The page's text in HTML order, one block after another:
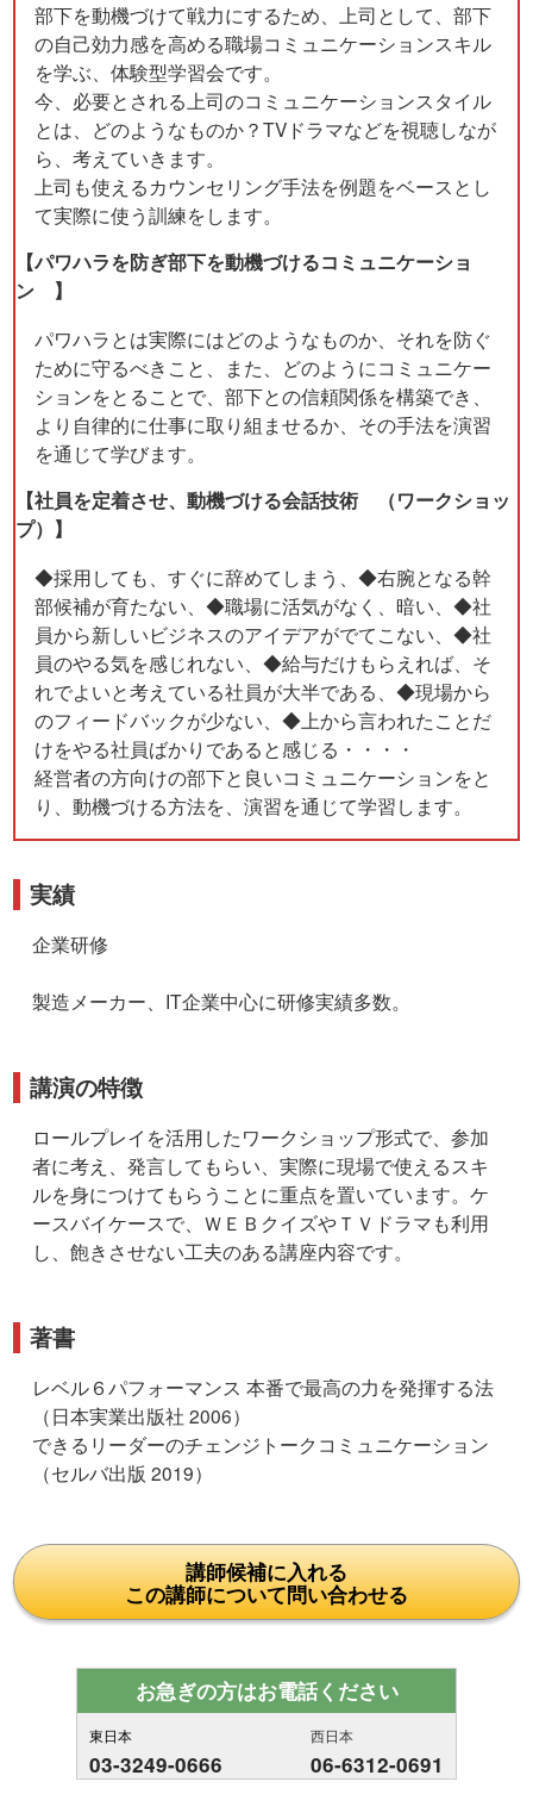
部下を動機づけて戦力にするため、上司として、部下
の自己効力感を高める職場コミュニケーションスキル
を学ぶ、体験型学習会です。
今、必要とされる上司のコミュニケーションスタイル
とは、どのようなものか？TVドラマなどを視聴しなが
ら、考えていきます。
上司も使えるカウンセリング手法を例題をベースとし
て実際に使う訓練をします。
【パワハラを防ぎ部下を動機づけるコミュニケーショ
ン 】
パワハラとは実際にはどのようなものか、それを防ぐ
ために守るべきこと、また、どのようにコミュニケー
ションをとることで、部下との信頼関係を構築でき、
より自律的に仕事に取り組ませるか、その手法を演習
を通じて学びます。
【社員を定着させ、動機づける会話技術 （ワークショッ
プ）】
◆採用しても、すぐに辞めてしまう、◆右腕となる幹
部候補が育たない、◆職場に活気がなく、暗い、◆社
員から新しいビジネスのアイデアがでてこない、◆社
員のやる気を感じれない、◆給与だけもらえれば、そ
れでよいと考えている社員が大半である、◆現場から
のフィードバックが少ない、◆上から言われたことだ
けをやる社員ばかりであると感じる・・・・
経営者の方向けの部下と良いコミュニケーションをと
り、動機づける方法を、演習を通じて学習します。
実績
企業研修
製造メーカー、IT企業中心に研修実績多数。
講演の特徴
ロールプレイを活用したワークショップ形式で、参加
者に考え、発言してもらい、実際に現場で使えるスキ
ルを身につけてもらうことに重点を置いています。ケ
ースバイケースで、ＷＥＢクイズやＴＶドラマも利用
し、飽きさせない工夫のある講座内容です。
著書
レベル６パフォーマンス 本番で最高の力を発揮する法
（日本実業出版社 2006）
できるリーダーのチェンジトークコミュニケーション
（セルバ出版 2019）
講師候補に入れる
この講師について問い合わせる
お急ぎの方はお電話ください
東日本
03-3249-0666
西日本
06-6312-0691